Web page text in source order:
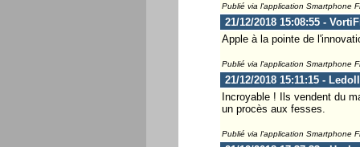
Publié via l'application Smartphone
21/12/2018 15:08:55 -
Apple à la pointe de
Publié via l'application Smartphone
21/12/2018 15:11:15 -
Incroyable ! Ils vendent du
un procès aux fesses.
Publié via l'application Smartphone